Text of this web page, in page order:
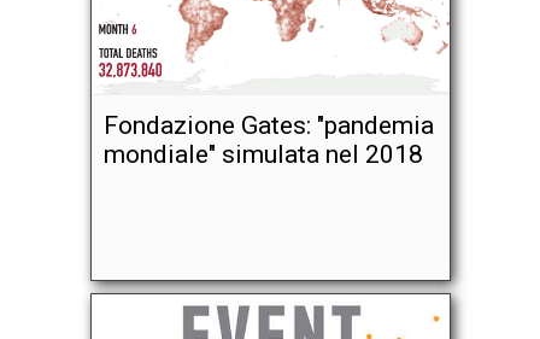
Fondazione Gates: "pandemia
mondiale" simulata nel 2018